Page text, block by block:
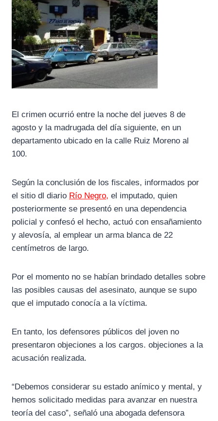
El crimen ocurrió entre la noche del jueves 8 de
agosto y la madrugada del día siguiente, en un
departamento ubicado en la calle Ruiz Moreno al
100.
Según la conclusión de los fiscales, informados por
el sitio dl diario Río Negro, el imputado, quien
posteriormente se presentó en una dependencia
policial y confesó el hecho, actuó con ensañamiento
y alevosía, al emplear un arma blanca de 22
centímetros de largo.
Por el momento no se habían brindado detalles sobre
las posibles causas del asesinato, aunque se supo
que el imputado conocía a la víctima.
En tanto, los defensores públicos del joven no
presentaron objeciones a los cargos. objeciones a la
acusación realizada.
“Debemos considerar su estado anímico y mental, y
hemos solicitado medidas para avanzar en nuestra
teoría del caso”, señaló una abogada defensora